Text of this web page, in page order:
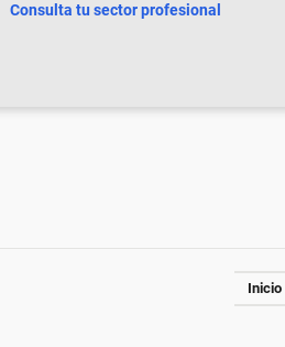
Consulta tu sector profesional
Inicio